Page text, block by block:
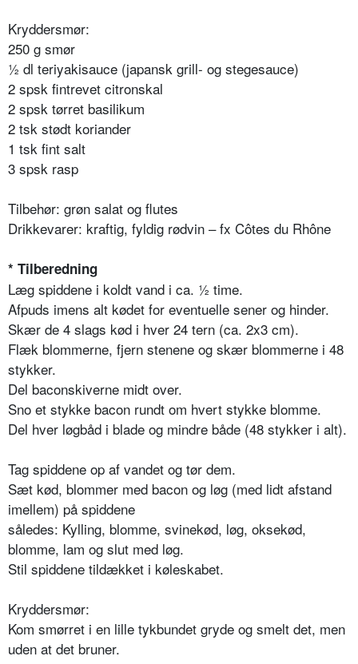
Kryddersmør:
250 g smør
½ dl teriyakisauce (japansk grill- og stegesauce)
2 spsk fintrevet citronskal
2 spsk tørret basilikum
2 tsk stødt koriander
1 tsk fint salt
3 spsk rasp
Tilbehør: grøn salat og flutes
Drikkevarer: kraftig, fyldig rødvin – fx Côtes du Rhône
* Tilberedning
Læg spiddene i koldt vand i ca. ½ time.
Afpuds imens alt kødet for eventuelle sener og hinder.
Skær de 4 slags kød i hver 24 tern (ca. 2x3 cm).
Flæk blommerne, fjern stenene og skær blommerne i 48
stykker.
Del baconskiverne midt over.
Sno et stykke bacon rundt om hvert stykke blomme.
Del hver løgbåd i blade og mindre både (48 stykker i alt).
Tag spiddene op af vandet og tør dem.
Sæt kød, blommer med bacon og løg (med lidt afstand
imellem) på spiddene
således: Kylling, blomme, svinekød, løg, oksekød,
blomme, lam og slut med løg.
Stil spiddene tildækket i køleskabet.
Kryddersmør:
Kom smørret i en lille tykbundet gryde og smelt det, men
uden at det bruner.